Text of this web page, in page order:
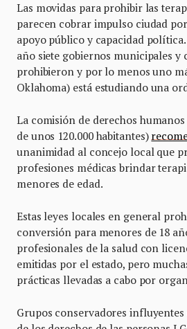
Las movidas para prohibir las
parecen cobrar impulso ciudad
apoyo público y capacidad
año siete gobiernos municipales y
prohibieron y por lo menos uno
Oklahoma) está estudiando una
La comisión de derechos
de unos 120.000 habitantes)
unanimidad al concejo local que
profesiones médicas brindar
menores de edad.
Estas leyes locales en general
conversión para menores de 18
profesionales de la salud con
emitidas por el estado, pero
prácticas llevadas a cabo por
Grupos conservadores